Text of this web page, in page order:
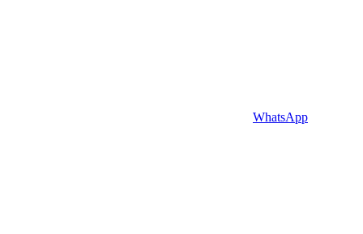
WhatsApp